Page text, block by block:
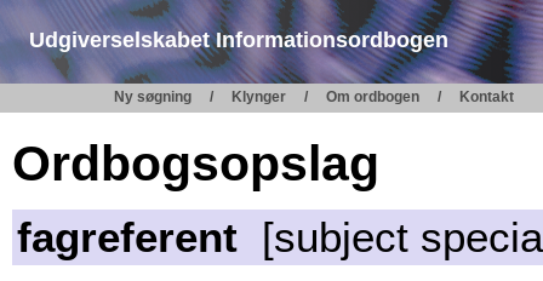
Udgiverselskabet Informationsordbogen
Ny søgning Klynger Om ordbogen Kontakt
Ordbogsopslag
fagreferent [subject